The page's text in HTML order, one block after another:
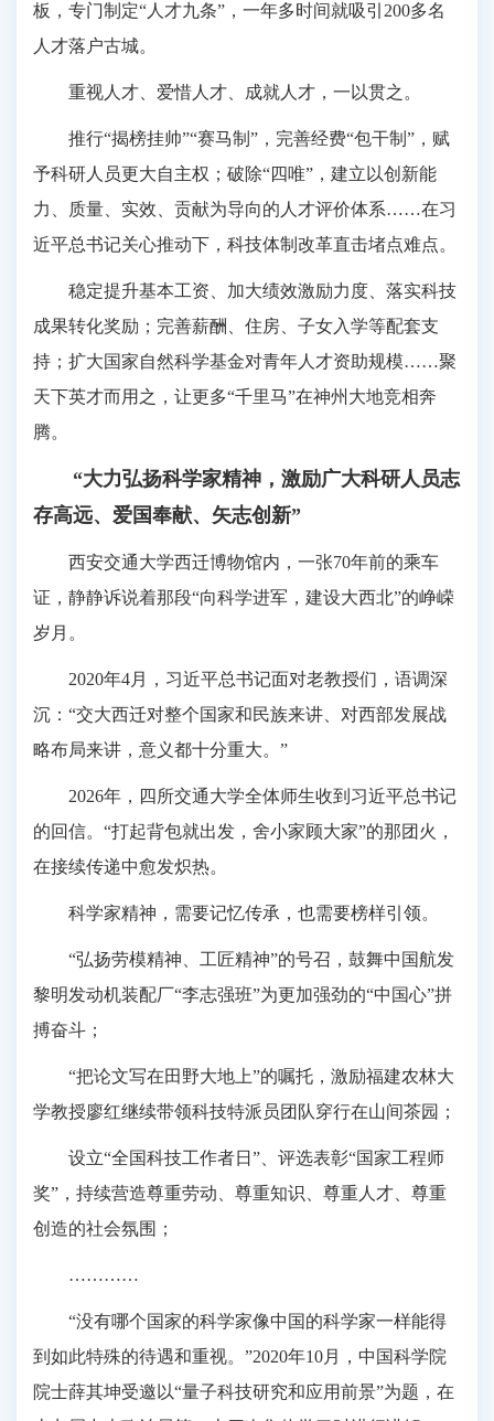
板，专门制定“人才九条”，一年多时间就吸引200多名
人才落户古城。
重视人才、爱惜人才、成就人才，一以贯之。
推行“揭榜挂帅”“赛马制”，完善经费“包干制”，赋
予科研人员更大自主权；破除“四唯”，建立以创新能
力、质量、实效、贡献为导向的人才评价体系……在习
近平总书记关心推动下，科技体制改革直击堵点难点。
稳定提升基本工资、加大绩效激励力度、落实科技
成果转化奖励；完善薪酬、住房、子女入学等配套支
持；扩大国家自然科学基金对青年人才资助规模……聚
天下英才而用之，让更多“千里马”在神州大地竞相奔
腾。
“大力弘扬科学家精神，激励广大科研人员志
存高远、爱国奉献、矢志创新”
西安交通大学西迁博物馆内，一张70年前的乘车
证，静静诉说着那段“向科学进军，建设大西北”的峥嵘
岁月。
2020年4月，习近平总书记面对老教授们，语调深
沉：“交大西迁对整个国家和民族来讲、对西部发展战
略布局来讲，意义都十分重大。”
2026年，四所交通大学全体师生收到习近平总书记
的回信。“打起背包就出发，舍小家顾大家”的那团火，
在接续传递中愈发炽热。
科学家精神，需要记忆传承，也需要榜样引领。
“弘扬劳模精神、工匠精神”的号召，鼓舞中国航发
黎明发动机装配厂“李志强班”为更加强劲的“中国心”拼
搏奋斗；
“把论文写在田野大地上”的嘱托，激励福建农林大
学教授廖红继续带领科技特派员团队穿行在山间茶园；
设立“全国科技工作者日”、评选表彰“国家工程师
奖”，持续营造尊重劳动、尊重知识、尊重人才、尊重
创造的社会氛围；
…………
“没有哪个国家的科学家像中国的科学家一样能得
到如此特殊的待遇和重视。”2020年10月，中国科学院
院士薛其坤受邀以“量子科技研究和应用前景”为题，在